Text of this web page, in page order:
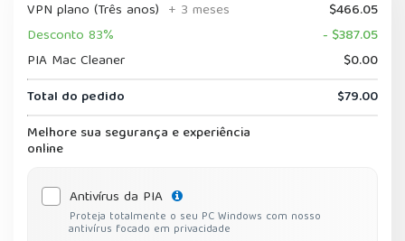
VPN plano (Três anos) + 3 meses
$466.05
Desconto 83%
- $387.05
PIA Mac Cleaner
$0.00
Total do pedido
$79.00
Melhore sua segurança e experiência
online
Antivírus da PIA
Proteja totalmente o seu PC Windows com nosso
antivírus focado em privacidade